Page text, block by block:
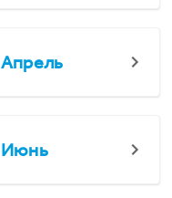
Апрель
Июнь